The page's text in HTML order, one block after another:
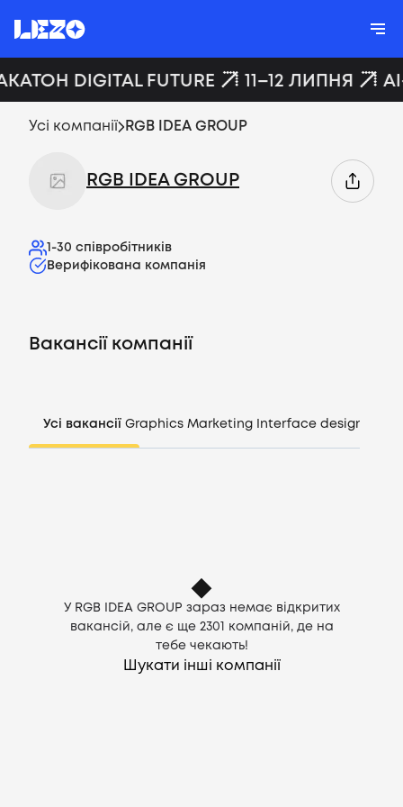
Компанії
DIGITAL FUTURE 11–12 ЛИПНЯ
Усі компанії RGB IDEA GROUP
RGB IDEA GROUP
1-30 співробітників
Верифікована компанія
Вакансії компанії
Усі вакансії Graphics Marketing Interface design
У RGB IDEA GROUP зараз немає відкритих
вакансій, але є ще 2301
компаній, де на
тебе чекають!
Шукати інші компанії